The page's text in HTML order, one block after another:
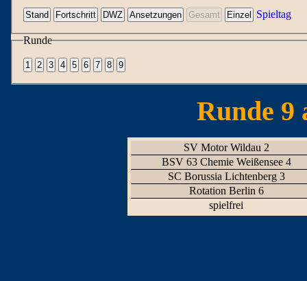
Spieltag
Runde
Runde 9
SV Motor Wildau 2
BSV 63 Chemie Weißensee 4
SC Borussia Lichtenberg 3
Rotation Berlin 6
spielfrei